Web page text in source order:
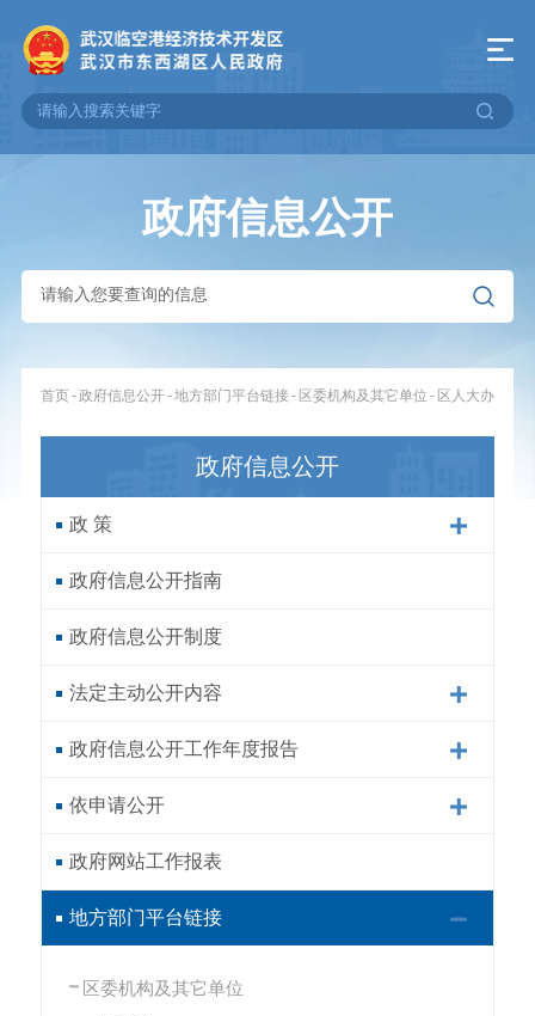
政府信息公开
首页-政府信息公开-地方部门平台链接- 区委机构及其它单位 - 区人大办
政府信息公开
政 策
政府信息公开指南
政府信息公开制度
法定主动公开内容
政府信息公开工作年度报告
依申请公开
政府网站工作报表
地方部门平台链接
区委机构及其它单位